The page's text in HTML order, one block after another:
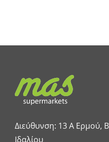
Διεύθυνση: 13 A Ερμού,
Ιδαλίου